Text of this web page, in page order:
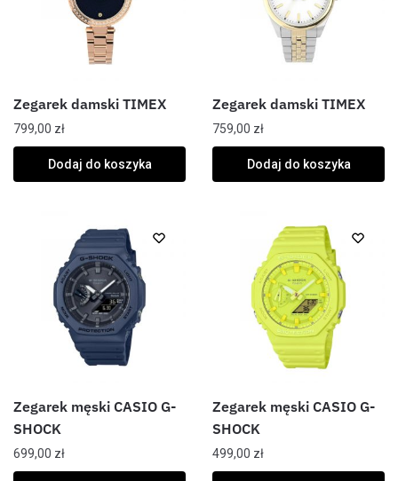
Zegarek damski TIMEX
799,00 zł
Dodaj do koszyka
Zegarek damski TIMEX
759,00 zł
Dodaj do koszyka
Zegarek męski CASIO G-
SHOCK
699,00 zł
Zegarek męski CASIO G-
SHOCK
499,00 zł